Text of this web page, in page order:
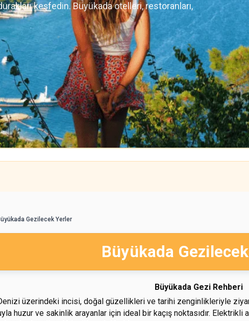
keşfedin. Büyükada otelleri, restoranları,
Gezilecek Yerler
Büyükada
Büyükada Gezi Rehberi
üzerindeki incisi, doğal güzellikleri ve tarihi zenginlikleriyle
huzur ve sakinlik arayanlar için ideal bir kaçış noktasıdır.